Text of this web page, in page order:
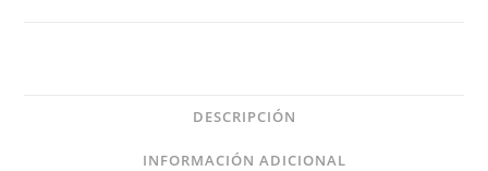
DESCRIPCIÓN
INFORMACIÓN ADICIONAL